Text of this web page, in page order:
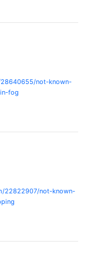
not-known-
fog
22822907/not-known-